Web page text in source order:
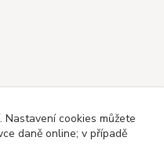
cookies můžete
daně online; v případě